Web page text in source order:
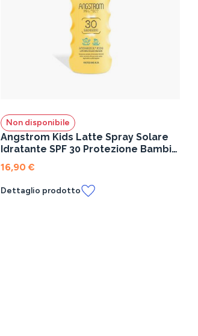
Non disponibile
Angstrom Kids Latte Spray Solare
Idratante SPF 30 Protezione Bambini
175 ml
16,90 €
Dettaglio prodotto